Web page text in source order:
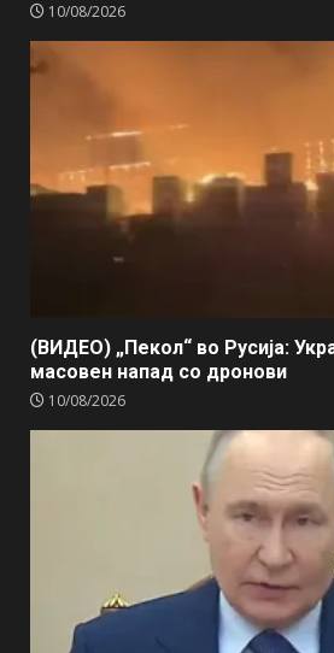
10/08/2026
(ВИДЕО) „Пекол“ во Русија:
масовен напад со дронови
10/08/2026